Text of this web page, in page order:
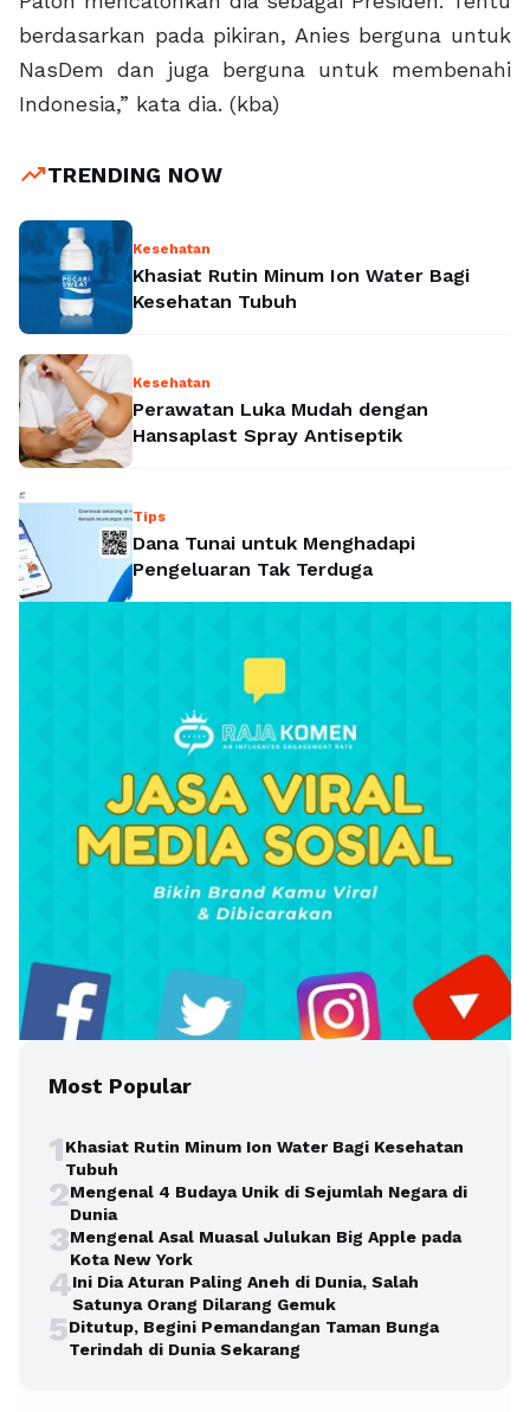
berdasarkan pada pikiran, Anies berguna untuk
NasDem dan juga berguna untuk membenahi
Indonesia,” kata dia. (kba)
trending_upTRENDING NOW
Kesehatan
Khasiat Rutin Minum Ion Water Bagi
Kesehatan Tubuh
Kesehatan
Perawatan Luka Mudah dengan
Hansaplast Spray Antiseptik
Tips
Dana Tunai untuk Menghadapi
Pengeluaran Tak Terduga
Most Popular
1Khasiat Rutin Minum Ion Water Bagi Kesehatan
Tubuh
2Mengenal 4 Budaya Unik di Sejumlah Negara di
Dunia
3Mengenal Asal Muasal Julukan Big Apple pada
Kota New York
4Ini Dia Aturan Paling Aneh di Dunia, Salah
Satunya Orang Dilarang Gemuk
5Ditutup, Begini Pemandangan Taman Bunga
Terindah di Dunia Sekarang